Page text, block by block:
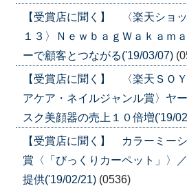
【受賞店に聞く】 〈楽天ショ
１３〉ＮｅｗｂａｇＷａｋａｍ
ーで顧客とつながる('19/03/07)
【受賞店に聞く】 〈楽天ＳＯ
アケア・ネイルジャンル賞〉ヤ
スク美顔器の売上１０倍増('19/
【受賞店に聞く】 カラーミー
賞〈「びっくりカーペット」〉
提供('19/02/21) (0536)